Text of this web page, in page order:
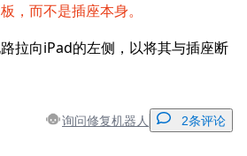
，而不是插座本身。
拉向iPad的左侧，以将其与插座断
询问修复机器人 2条评论